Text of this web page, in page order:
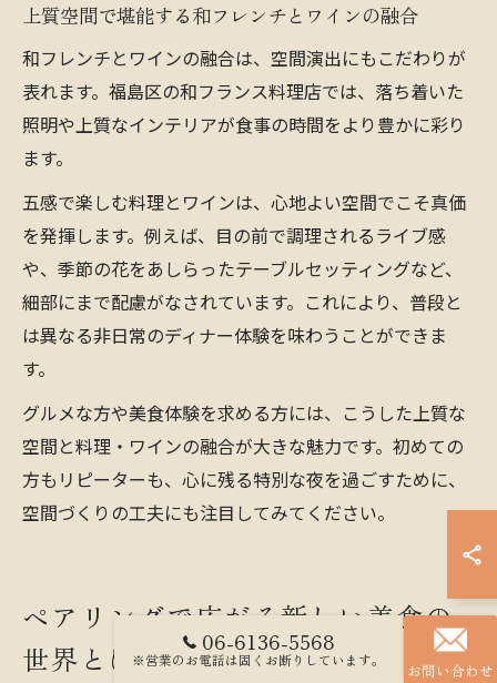
上質空間で堪能する和フレンチとワインの融合
和フレンチとワインの融合は、空間演出にもこだわりが
表れます。福島区の和フランス料理店では、落ち着いた
照明や上質なインテリアが食事の時間をより豊かに彩り
ます。
五感で楽しむ料理とワインは、心地よい空間でこそ真価
を発揮します。例えば、目の前で調理されるライブ感
や、季節の花をあしらったテーブルセッティングなど、
細部にまで配慮がなされています。これにより、普段と
は異なる非日常のディナー体験を味わうことができま
す。
グルメな方や美食体験を求める方には、こうした上質な
空間と料理・ワインの融合が大きな魅力です。初めての
方もリピーターも、心に残る特別な夜を過ごすために、
空間づくりの工夫にも注目してみてください。
ペアリングで広がる新しい美食の
世界とは
06-6136-5568
※営業のお電話は固くお断りしています。 お問い合わせ